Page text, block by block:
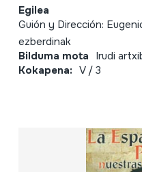
Egilea
Guión y Dirección:
ezberdinak
Bilduma mota Irudi
Kokapena: V / 3